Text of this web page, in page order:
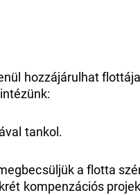
hozzájárulhat
tankol.
a flotta
kompenzációs